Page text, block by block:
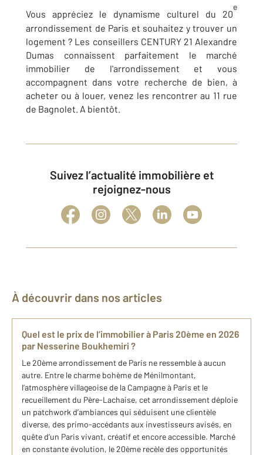
Vous appréciez le dynamisme culturel du 20
e
arrondissement de Paris et souhaitez y trouver un
logement ? Les conseillers CENTURY 21 Alexandre
Dumas connaissent parfaitement le marché
immobilier de l'arrondissement et vous
accompagnent dans votre recherche de bien, à
acheter ou à louer, venez les rencontrer au 11 rue
de Bagnolet. A bientôt.
Suivez l’actualité immobilière et
rejoignez-nous
À découvrir dans nos articles
Quel est le prix de l’immobilier à Paris 20ème en 2026
par Nesserine Boukhemiri ?
Le 20ème arrondissement de Paris ne ressemble à aucun
autre. Entre le charme bohème de Ménilmontant,
l’atmosphère villageoise de la Campagne à Paris et le
recueillement du Père-Lachaise, cet arrondissement déploie
un patchwork d’ambiances qui séduisent une clientèle
diverse, des primo-accédants aux investisseurs avisés, en
quête d’un Paris vivant, créatif et encore accessible. Marché
en constante évolution, le 20ème recèle des opportunités